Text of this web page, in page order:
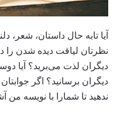
آیا تابه حال داستان، شعر،
نظرتان لیاقت دیده شدن را
دیگران لذت می‌برید؟ آیا
دیگران برسانید؟ اگر
ندهید تا شمارا با نویسه من